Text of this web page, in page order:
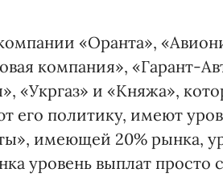
«Оранта»,
компания», «Гарант-
«Укргаз» и «Княжа»,
его политику, имеют
имеющей 20% рынка,
уровень выплат просто